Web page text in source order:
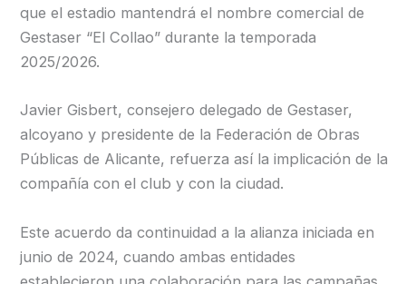
que el estadio mantendrá el nombre comercial de
Gestaser “El Collao” durante la temporada
2025/2026.
Javier Gisbert, consejero delegado de Gestaser,
alcoyano y presidente de la Federación de Obras
Públicas de Alicante, refuerza así la implicación de la
compañía con el club y con la ciudad.
Este acuerdo da continuidad a la alianza iniciada en
junio de 2024, cuando ambas entidades